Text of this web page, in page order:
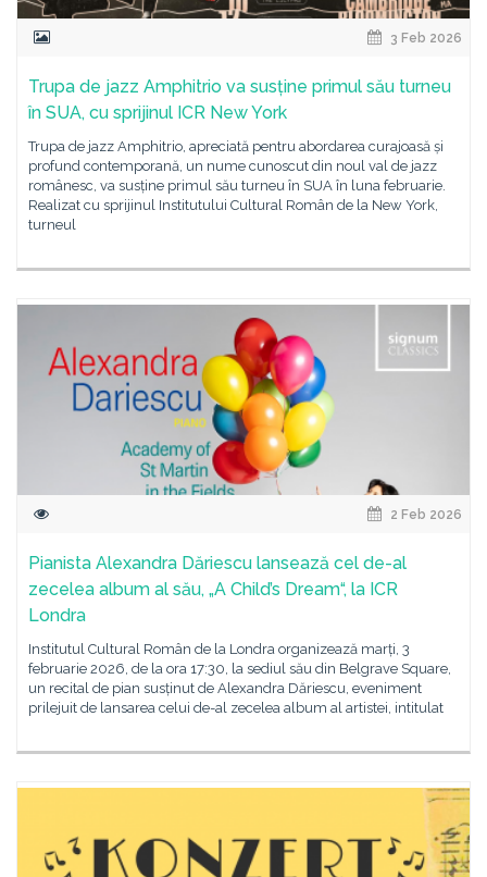
3 Feb 2026
Trupa de jazz Amphitrio va susține primul său turneu
în SUA, cu sprijinul ICR New York
Trupa de jazz Amphitrio, apreciată pentru abordarea curajoasă și
profund contemporană, un nume cunoscut din noul val de jazz
românesc, va susține primul său turneu în SUA în luna februarie.
Realizat cu sprijinul Institutului Cultural Român de la New York,
turneul
2 Feb 2026
Pianista Alexandra Dăriescu lansează cel de-al
zecelea album al său, „A Child’s Dream“, la ICR
Londra
Institutul Cultural Român de la Londra organizează marți, 3
februarie 2026, de la ora 17:30, la sediul său din Belgrave Square,
un recital de pian susținut de Alexandra Dăriescu, eveniment
prilejuit de lansarea celui de-al zecelea album al artistei, intitulat